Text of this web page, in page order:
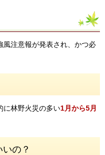
風注意報が発表され、かつ必
に林野火災の多い1月から5月
の？